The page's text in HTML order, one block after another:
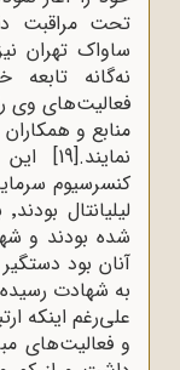
تحت مراقبت
ساواک تهران
نه‌گانه
فعالیت‌های وی
منابع و
نمایند.[19]
کنسرسیوم
شده بودند و
آنان بود
به شهادت
علی‌رغم اینکه
و فعالیت‌های